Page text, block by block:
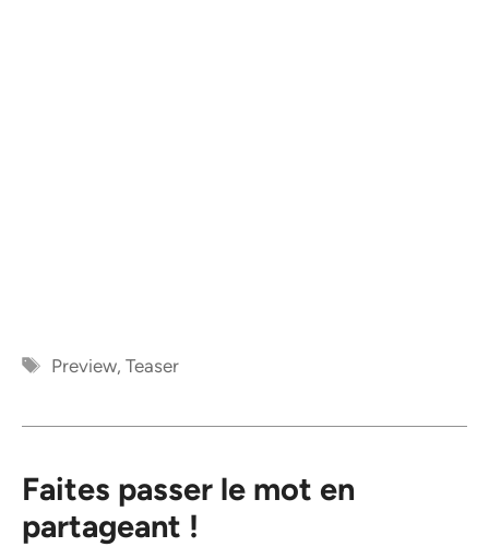
Étiquettes
Preview,Teaser
Faites passer le mot en
partageant !